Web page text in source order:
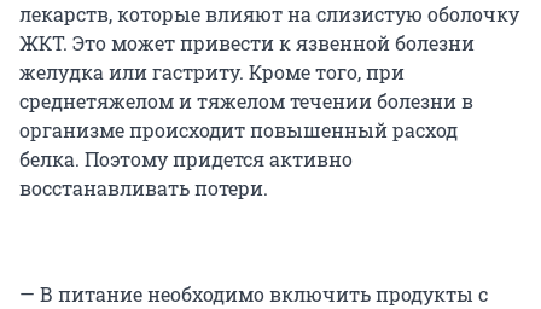
лекарств, которые влияют на слизистую оболочку
ЖКТ. Это может привести к язвенной болезни
желудка или гастриту. Кроме того, при
среднетяжелом и тяжелом течении болезни в
организме происходит повышенный расход
белка. Поэтому придется активно
восстанавливать потери.
— В питание необходимо включить продукты с